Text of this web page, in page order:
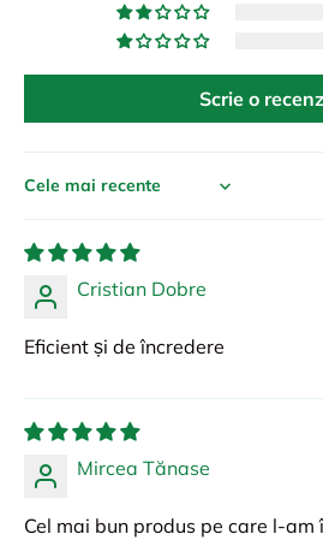
Scrie o
Sort by
Cristian Dobre
Eficient și de încredere
Mircea Tănase
Cel mai bun produs pe care l-